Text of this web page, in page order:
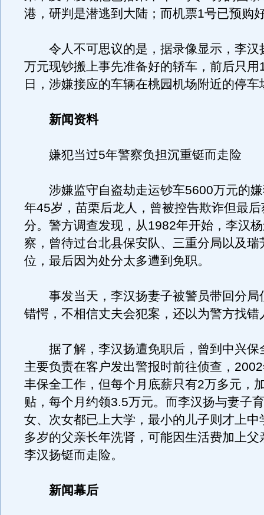
港，研判是潜逃到大陆；而机票1号已预购
令人不可思议的是，据录像显示，李汉
万元现钞搬上事先准备好的轿车，前后只用
日，涉嫌接应的车辆在桃园机场附近的停车
新闻资料
嫌犯当过5年警察负担沉重铤而走险
涉嫌监守自盗劫走运钞车5600万元的嫌
年45岁，苗栗后龙人，曾被控告欺诈但最
分。警方调查发现，从1982年开始，李汉
察，曾待过台北县保安队、三重分局以及瑞
位，最后因为处分太多遭到免职。
事发当天，李汉扬妻子被警员带回分局
错愕，不相信丈夫会犯案，还以为警方找错
据了解，李汉扬遭免职后，曾到中兴保
主要负责在客户发出警报时前往侦查，
丰保全工作，但每个月底薪只有2万多元，
贴，每个月约领3.5万元。而李汉扬与妻子
女、次女都已上大学，最小的儿子则才上中
多岁的父亲长年洗肾，可能因生活费加上父
李汉扬铤而走险。
新闻幕后